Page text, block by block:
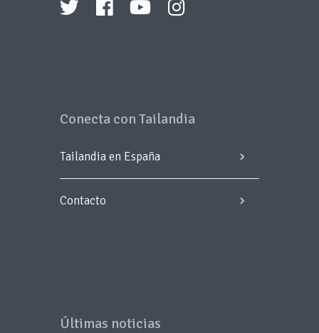
Conecta con Tailandia
Tailandia en España
Contacto
Últimas noticias